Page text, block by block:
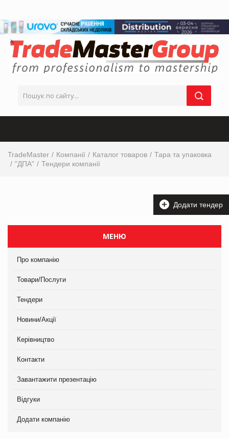
TradeMaster Компанії Каталог товаров
Тара та упаковка
"ДПА"
Тендери компанії
Додати тендер
МЕНЮ
Про компанію
Товари/Послуги
Тендери
Новини/Акції
Керівництво
Контакти
Завантажити презентацію
Відгуки
Додати компанію